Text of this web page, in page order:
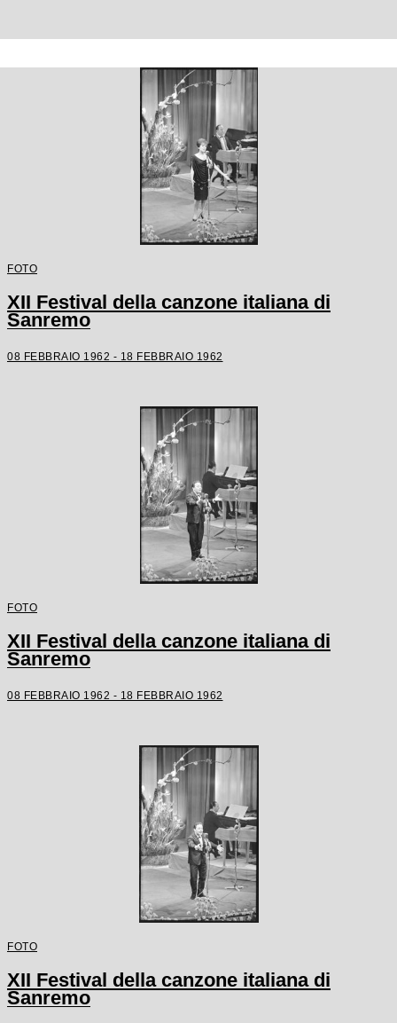
FOTO
XII Festival della canzone italiana di
Sanremo
08 FEBBRAIO 1962 - 18 FEBBRAIO 1962
FOTO
XII Festival della canzone italiana di
Sanremo
08 FEBBRAIO 1962 - 18 FEBBRAIO 1962
FOTO
XII Festival della canzone italiana di
Sanremo